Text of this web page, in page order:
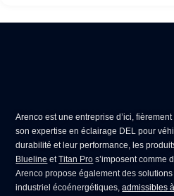
Arenco est une entreprise d’ici,
son expertise enéclairage DEL pour
durabilité et leur performance, les
Blueline etTitan Pro s’imposent comme
Arenco propose également des solutions
industriel écoénergétiques,admissibles